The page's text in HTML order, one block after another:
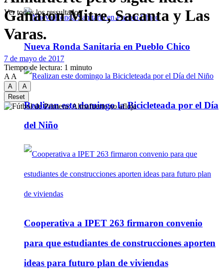
Nueva Ronda Sanitaria en Pueblo Chico
Realizan este domingo la Bicicleteada por el Día
del Niño
Cooperativa a IPET 263 firmaron convenio
para que estudiantes de construcciones aporten
ideas para futuro plan de viviendas
Ver todos los ressultados
Ganaron Mitre, Sacanta y Las
Varas.
7 de mayo de 2017
Tiempo de lectura: 1 minuto
A A
A
A
Reset